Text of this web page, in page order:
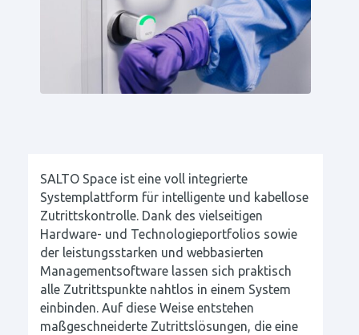
SALTO Space ist eine voll integrierte
Systemplattform für intelligente und kabellose
Zutrittskontrolle. Dank des vielseitigen
Hardware- und Technologieportfolios sowie
der leistungsstarken und webbasierten
Managementsoftware lassen sich praktisch
alle Zutrittspunkte nahtlos in einem System
einbinden. Auf diese Weise entstehen
maßgeschneiderte Zutrittslösungen, die eine